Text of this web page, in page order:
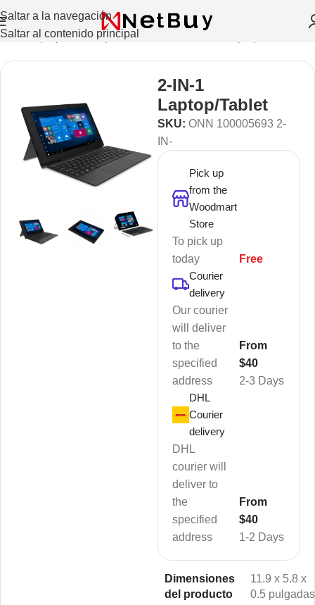
Saltar a la navegación
Saltar al contenido principal
/Laptops Y Computadoras De Escritorio
2-IN-1
Laptop/Tablet
SKU: ONN 100005693 2-
IN-
Pick up
from the
Woodmart
Store
To pick up
today
Free
Courier
delivery
Our courier
will deliver
to the
specified
address
2-3 Days
From
$40
DHL
Courier
delivery
DHL
courier will
deliver to
the
specified
address
1-2 Days
From
$40
Dimensiones
del producto
11.9 x 5.8 x
0.5 pulgadas